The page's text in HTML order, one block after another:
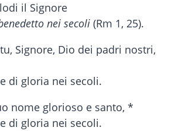
il Signore
nei secoli (Rm 1, 25).
Signore, Dio dei padri nostri,
di gloria nei secoli.
nome glorioso e santo, *
di gloria nei secoli.